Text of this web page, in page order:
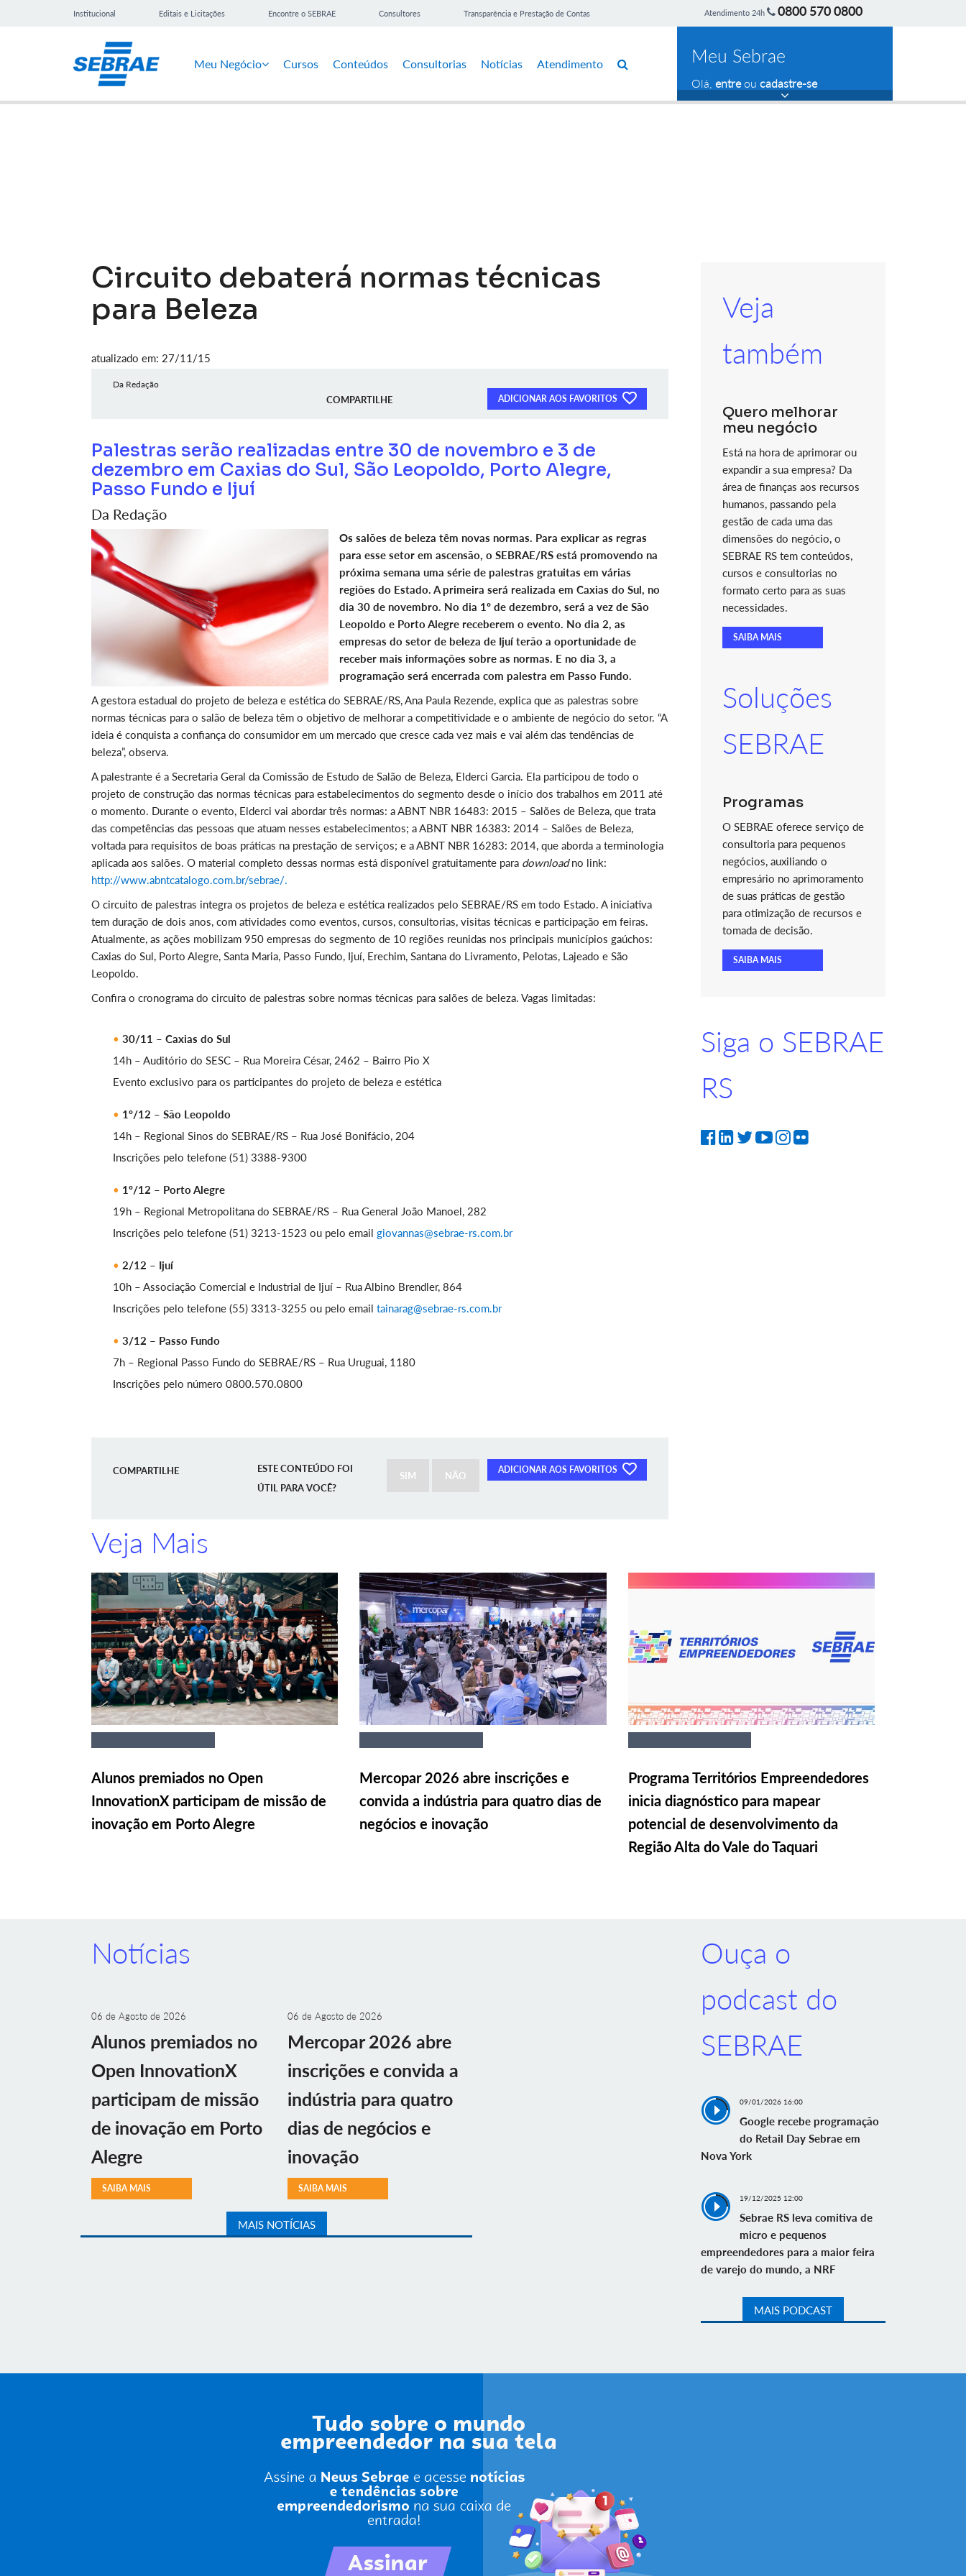
Institucional Editais e Licitações Encontre o SEBRAE Consultores Transparência e Prestação de Contas Atendimento 24h 0800 570 0800
Meu Negócio Cursos Conteúdos Consultorias Notícias Atendimento Meu Sebrae
Olá, entreou cadastre-se
Circuito debaterá normas técnicas
para Beleza
atualizado em: 27/11/15
Da Redação
COMPARTILHE ADICIONAR AOS FAVORITOS
Palestras serão realizadas entre 30 de novembro e 3 de
dezembro em Caxias do Sul, São Leopoldo, Porto Alegre,
Passo Fundo e Ijuí
Da Redação
Os salões de beleza têm novas normas. Para explicar as regras
para esse setor em ascensão, o SEBRAE/RS está promovendo na
próxima semana uma série de palestras gratuitas em várias
regiões do Estado. A primeira será realizada em Caxias do Sul, no
dia 30 de novembro. No dia 1º de dezembro, será a vez de São
Leopoldo e Porto Alegre receberem o evento. No dia 2, as
empresas do setor de beleza de Ijuí terão a oportunidade de
receber mais informações sobre as normas. E no dia 3, a
programação será encerrada com palestra em Passo Fundo.
A gestora estadual do projeto de beleza e estética do SEBRAE/RS, Ana Paula Rezende, explica que as palestras sobre
normas técnicas para o salão de beleza têm o objetivo de melhorar a competitividade e o ambiente de negócio do setor. “A
ideia é conquista a confiança do consumidor em um mercado que cresce cada vez mais e vai além das tendências de
beleza”, observa.
A palestrante é a Secretaria Geral da Comissão de Estudo de Salão de Beleza, Elderci Garcia. Ela participou de todo o
projeto de construção das normas técnicas para estabelecimentos do segmento desde o início dos trabalhos em 2011 até
o momento. Durante o evento, Elderci vai abordar três normas: a ABNT NBR 16483: 2015 – Salões de Beleza, que trata
das competências das pessoas que atuam nesses estabelecimentos; a ABNT NBR 16383: 2014 – Salões de Beleza,
voltada para requisitos de boas práticas na prestação de serviços; e a ABNT NBR 16283: 2014, que aborda a terminologia
aplicada aos salões. O material completo dessas normas está disponível gratuitamente para downloadno link:
http://www.abntcatalogo.com.br/sebrae/.
O circuito de palestras integra os projetos de beleza e estética realizados pelo SEBRAE/RS em todo Estado. A iniciativa
tem duração de dois anos, com atividades como eventos, cursos, consultorias, visitas técnicas e participação em feiras.
Atualmente, as ações mobilizam 950 empresas do segmento de 10 regiões reunidas nos principais municípios gaúchos:
Caxias do Sul, Porto Alegre, Santa Maria, Passo Fundo, Ijuí, Erechim, Santana do Livramento, Pelotas, Lajeado e São
Leopoldo.
Confira o cronograma do circuito de palestras sobre normas técnicas para salões de beleza. Vagas limitadas:
30/11 – Caxias do Sul
14h – Auditório do SESC – Rua Moreira César, 2462 – Bairro Pio X
Evento exclusivo para os participantes do projeto de beleza e estética
1º/12 – São Leopoldo
14h – Regional Sinos do SEBRAE/RS – Rua José Bonifácio, 204
Inscrições pelo telefone (51) 3388-9300
1º/12 – Porto Alegre
19h – Regional Metropolitana do SEBRAE/RS – Rua General João Manoel, 282
Inscrições pelo telefone (51) 3213-1523 ou pelo email giovannas@sebrae-rs.com.br
2/12 – Ijuí
10h – Associação Comercial e Industrial de Ijuí – Rua Albino Brendler, 864
Inscrições pelo telefone (55) 3313-3255 ou pelo email tainarag@sebrae-rs.com.br
3/12 – Passo Fundo
7h – Regional Passo Fundo do SEBRAE/RS – Rua Uruguai, 1180
Inscrições pelo número 0800.570.0800
COMPARTILHE ADICIONAR AOS FAVORITOS
ESTE CONTEÚDO FOI
ÚTIL PARA VOCÊ?
SIM NÃO
Veja
também
Quero melhorar
meu negócio
Está na hora de aprimorar ou
expandir a sua empresa? Da
área de finanças aos recursos
humanos, passando pela
gestão de cada uma das
dimensões do negócio, o
SEBRAE RS tem conteúdos,
cursos e consultorias no
formato certo para as suas
necessidades.
SAIBA MAIS
Soluções
SEBRAE
Programas
O SEBRAE oferece serviço de
consultoria para pequenos
negócios, auxiliando o
empresário no aprimoramento
de suas práticas de gestão
para otimização de recursos e
tomada de decisão.
SAIBA MAIS
Siga o SEBRAE
RS
Veja Mais
Alunos premiados no Open
InnovationX participam de missão de
inovação em Porto Alegre
Mercopar 2026 abre inscrições e
convida a indústria para quatro dias de
negócios e inovação
Programa Territórios Empreendedores
inicia diagnóstico para mapear
potencial de desenvolvimento da
Região Alta do Vale do Taquari
Notícias
06 de Agosto de 2026
Alunos premiados no
Open InnovationX
participam de missão
de inovação em Porto
Alegre
SAIBA MAIS
06 de Agosto de 2026
Mercopar 2026 abre
inscrições e convida a
indústria para quatro
dias de negócios e
inovação
SAIBA MAIS
MAIS NOTÍCIAS
Ouça o
podcast do
SEBRAE
09/01/2026 16:00
Google recebe programação
do Retail Day Sebrae em
Nova York
19/12/2025 12:00
Sebrae RS leva comitiva de
micro e pequenos
empreendedores para a maior feira
de varejo do mundo, a NRF
MAIS PODCAST